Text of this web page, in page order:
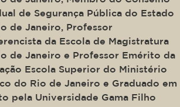
de Segurança Pública do Estado
de Janeiro, Professor
da Escola de Magistratura
de Janeiro e Professor Emérito da
Escola Superior do Ministério
do Rio de Janeiro e Graduado em
pela Universidade Gama Filho